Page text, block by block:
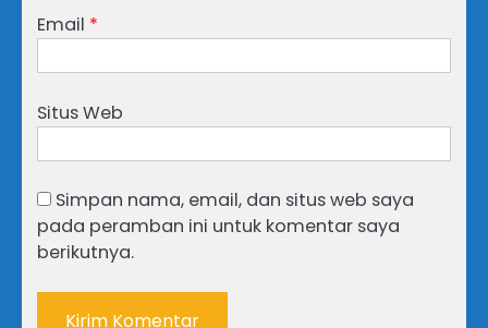
Email *
Situs Web
Simpan nama, email, dan situs web saya
pada peramban ini untuk komentar saya
berikutnya.